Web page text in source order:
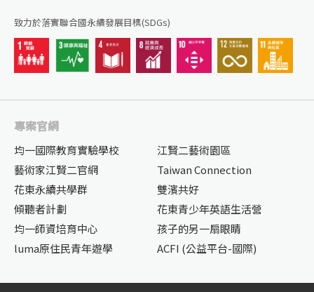
致力於落實聯合國永續發展目標(SDGs)
專案官網
均一國際教育實驗學校
江賢二藝術園區
藝術家江賢二官網
Taiwan Connection
花東永續共學群
雙濱共好
傾聽者計劃
花東青少年英語生活營
均一師資培育中心
孩子的另一扇眼睛
luma原住民青年遊學
ACFI (公益平台-國際)